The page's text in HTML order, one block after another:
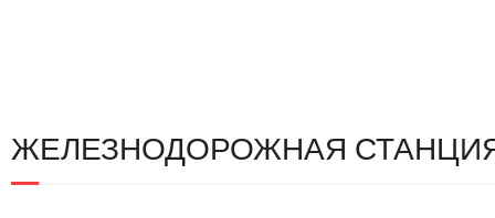
ЖЕЛЕЗНОДОРОЖНАЯ